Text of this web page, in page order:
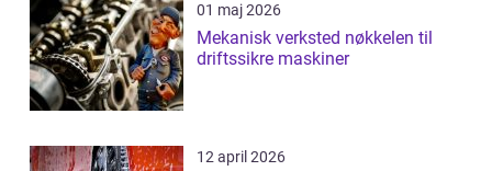
01 maj 2026
Mekanisk verksted nøkkelen til
driftssikre maskiner
12 april 2026